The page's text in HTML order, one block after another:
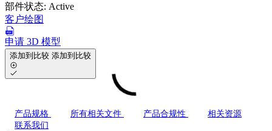
部件状态: Active
客户绘图
申请 3D 模型
添加到比较 添加到比较
产品规格 所有相关文件 产品合规性
相关资源
联系我们